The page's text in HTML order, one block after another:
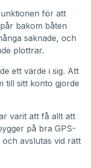
för att
bakom båten
saknade, och
plottrar.
ett värde i sig. Att
till sitt konto gjorde
varit att få allt att
på bra GPS-
avslutas vid rätt